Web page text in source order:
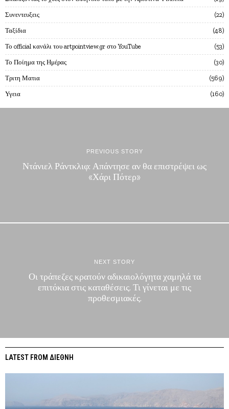
Συνεντευξεις 22
Ταξίδια 48
Το official κανάλι του artpointview.gr στο YouTube 53
Το Ποίημα της Ημέρας 30
Τριτη Ματια 569
Υγεια 160
PREVIOUS STORY
Ντάνιελ Ράντκλιφ: Απάντησε αν θα επιστρέψει ως
«Χάρι Πότερ»
NEXT STORY
Οι τράπεζες κρατούν αδικαιολόγητα χαμηλά τα
επιτόκια στις καταθέσεις. Τι γίνεται με τις
προθεσμιακές.
LATEST FROM ΔΙΕΘΝΗ